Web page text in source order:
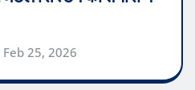
Feb 25, 2026